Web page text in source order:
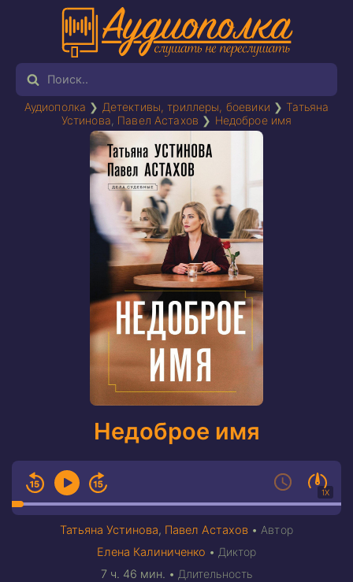
Аудиополка ❯ Детективы, триллеры, боевики ❯ Татьяна
Устинова Павел Астахов ❯ Недоброе имя
Недоброе имя
1X
Татьяна Устинова, Павел Астахов • Автор
Елена Калиниченко • Диктор
7 ч. 46 мин. • Длительность